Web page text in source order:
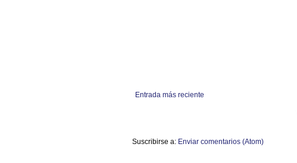
Entrada más reciente
Suscribirse a: Enviar comentarios (Atom)